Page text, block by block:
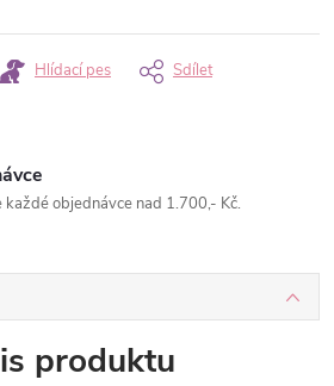
Hlídací pes Sdílet
každé objednávce nad 1.700,- Kč.
produktu